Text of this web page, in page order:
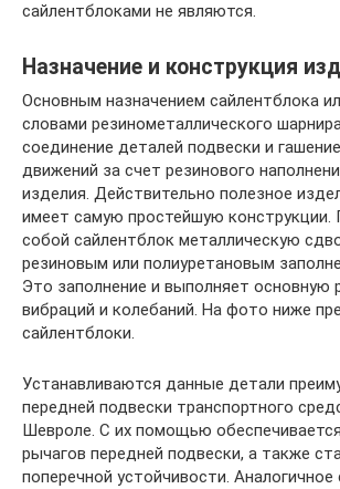
сайлентблоками не являются.
Назначение и конструкция
Основным назначением сайлентблока
словами резинометаллического
соединение деталей подвески и
движений за счет резинового
изделия. Действительно полезное
имеет самую простейшую конструкции.
собой сайлентблок металлическую
резиновым или полиуретановым
Это заполнение и выполняет основную
вибраций и колебаний. На фото ниже
сайлентблоки.
Устанавливаются данные детали
передней подвески транспортного
Шевроле. С их помощью
рычагов передней подвески, а также
поперечной устойчивости. Аналогичное